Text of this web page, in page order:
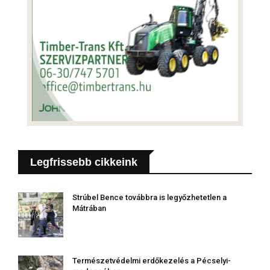
Legfrissebb cikkeink
Strúbel Bence továbbra is legyőzhetetlen a
Mátrában
Természetvédelmi erdőkezelés a Pécselyi-